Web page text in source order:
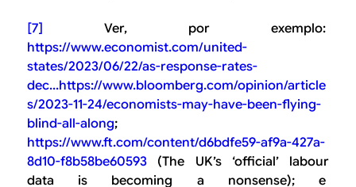
[7] Ver, por exemplo:
https://www.economist.com/united-
states/2023/06/22/as-response-rates-
dec...https://www.bloomberg.com/opinion/article
s/2023-11-24/economists-may-have-been-flying-
blind-all-along;
https://www.ft.com/content/d6bdfe59-af9a-427a-
8d10-f8b58be60593 (The UK’s ‘official’ labour
data is becoming a nonsense); e